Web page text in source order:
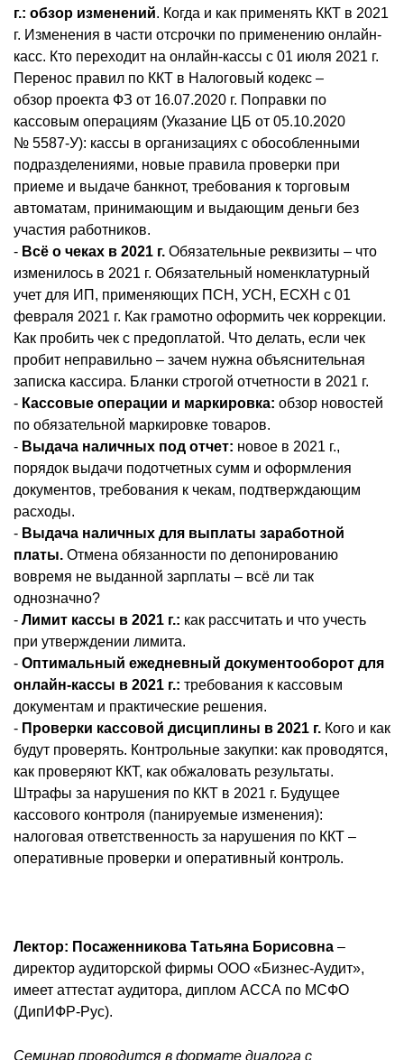
г.: обзор изменений. Когда и как применять ККТ в 2021
г. Изменения в части отсрочки по применению онлайн-
касс. Кто переходит на онлайн-кассы с 01 июля 2021 г.
Перенос правил по ККТ в Налоговый кодекс –
обзор проекта ФЗ от 16.07.2020 г. Поправки по
кассовым операциям (Указание ЦБ от 05.10.2020
№ 5587-У): кассы в организациях с обособленными
подразделениями, новые правила проверки при
приеме и выдаче банкнот, требования к торговым
автоматам, принимающим и выдающим деньги без
участия работников.
- Всё о чеках в 2021 г. Обязательные реквизиты – что
изменилось в 2021 г. Обязательный номенклатурный
учет для ИП, применяющих ПСН, УСН, ЕСХН с 01
февраля 2021 г. Как грамотно оформить чек коррекции.
Как пробить чек с предоплатой. Что делать, если чек
пробит неправильно – зачем нужна объяснительная
записка кассира. Бланки строгой отчетности в 2021 г.
- Кассовые операции и маркировка: обзор новостей
по обязательной маркировке товаров.
- Выдача наличных под отчет: новое в 2021 г.,
порядок выдачи подотчетных сумм и оформления
документов, требования к чекам, подтверждающим
расходы.
- Выдача наличных для выплаты заработной
платы. Отмена обязанности по депонированию
вовремя не выданной зарплаты – всё ли так
однозначно?
- Лимит кассы в 2021 г.: как рассчитать и что учесть
при утверждении лимита.
- Оптимальный ежедневный документооборот для
онлайн-кассы в 2021 г.: требования к кассовым
документам и практические решения.
- Проверки кассовой дисциплины в 2021 г. Кого и как
будут проверять. Контрольные закупки: как проводятся,
как проверяют ККТ, как обжаловать результаты.
Штрафы за нарушения по ККТ в 2021 г. Будущее
кассового контроля (панируемые изменения):
налоговая ответственность за нарушения по ККТ –
оперативные проверки и оперативный контроль.
Лектор: Посаженникова Татьяна Борисовна –
директор аудиторской фирмы ООО «Бизнес-Аудит»,
имеет аттестат аудитора, диплом АССА по МСФО
(ДипИФР-Рус).
Семинар проводится в формате диалога с